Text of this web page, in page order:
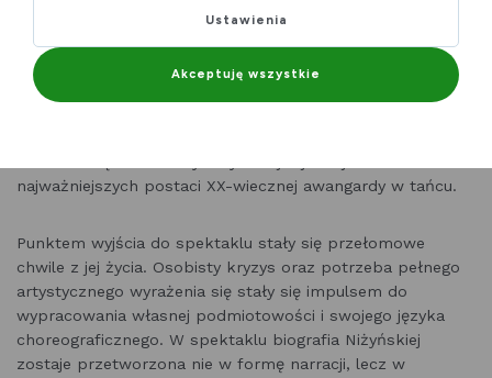
Kultury Zagłębia w Dąbrowie Górniczej
najważniejszych postaci XX-wiecznej awangardy w tańcu.
Punktem wyjścia do spektaklu stały się przełomowe
chwile z jej życia. Osobisty kryzys oraz potrzeba pełnego
artystycznego wyrażenia się stały się impulsem do
wypracowania własnej podmiotowości i swojego języka
choreograficznego. W spektaklu biografia Niżyńskiej
zostaje przetworzona nie w formę narracji, lecz w
Ustawienia
Akceptuję wszystkie